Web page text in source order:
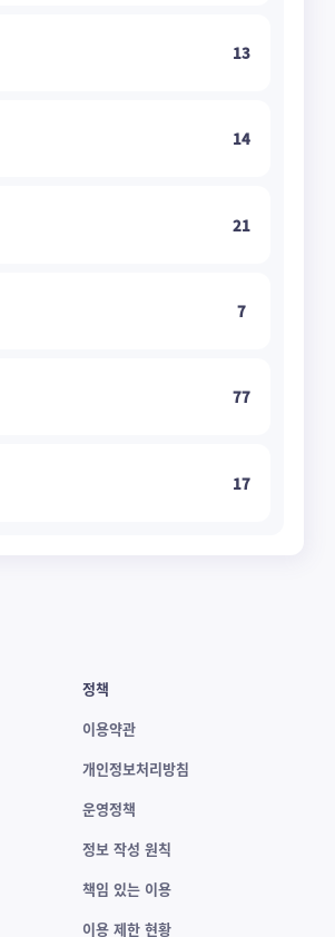
13
14
21
7
77
17
정책
이용약관
개인정보처리방침
운영정책
정보 작성 원칙
책임 있는 이용
이용 제한 현황